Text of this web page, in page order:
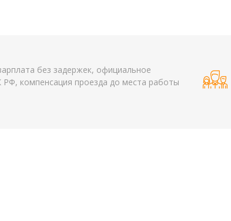
без задержек, официальное
РФ, компенсация проезда до места работы